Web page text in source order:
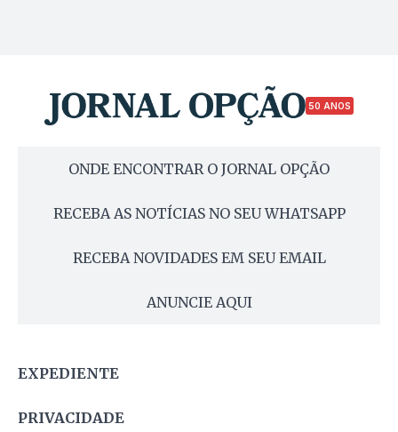
50 ANOS
ONDE ENCONTRAR O JORNAL OPÇÃO
RECEBA AS NOTÍCIAS NO SEU WHATSAPP
RECEBA NOVIDADES EM SEU EMAIL
ANUNCIE AQUI
EXPEDIENTE
PRIVACIDADE